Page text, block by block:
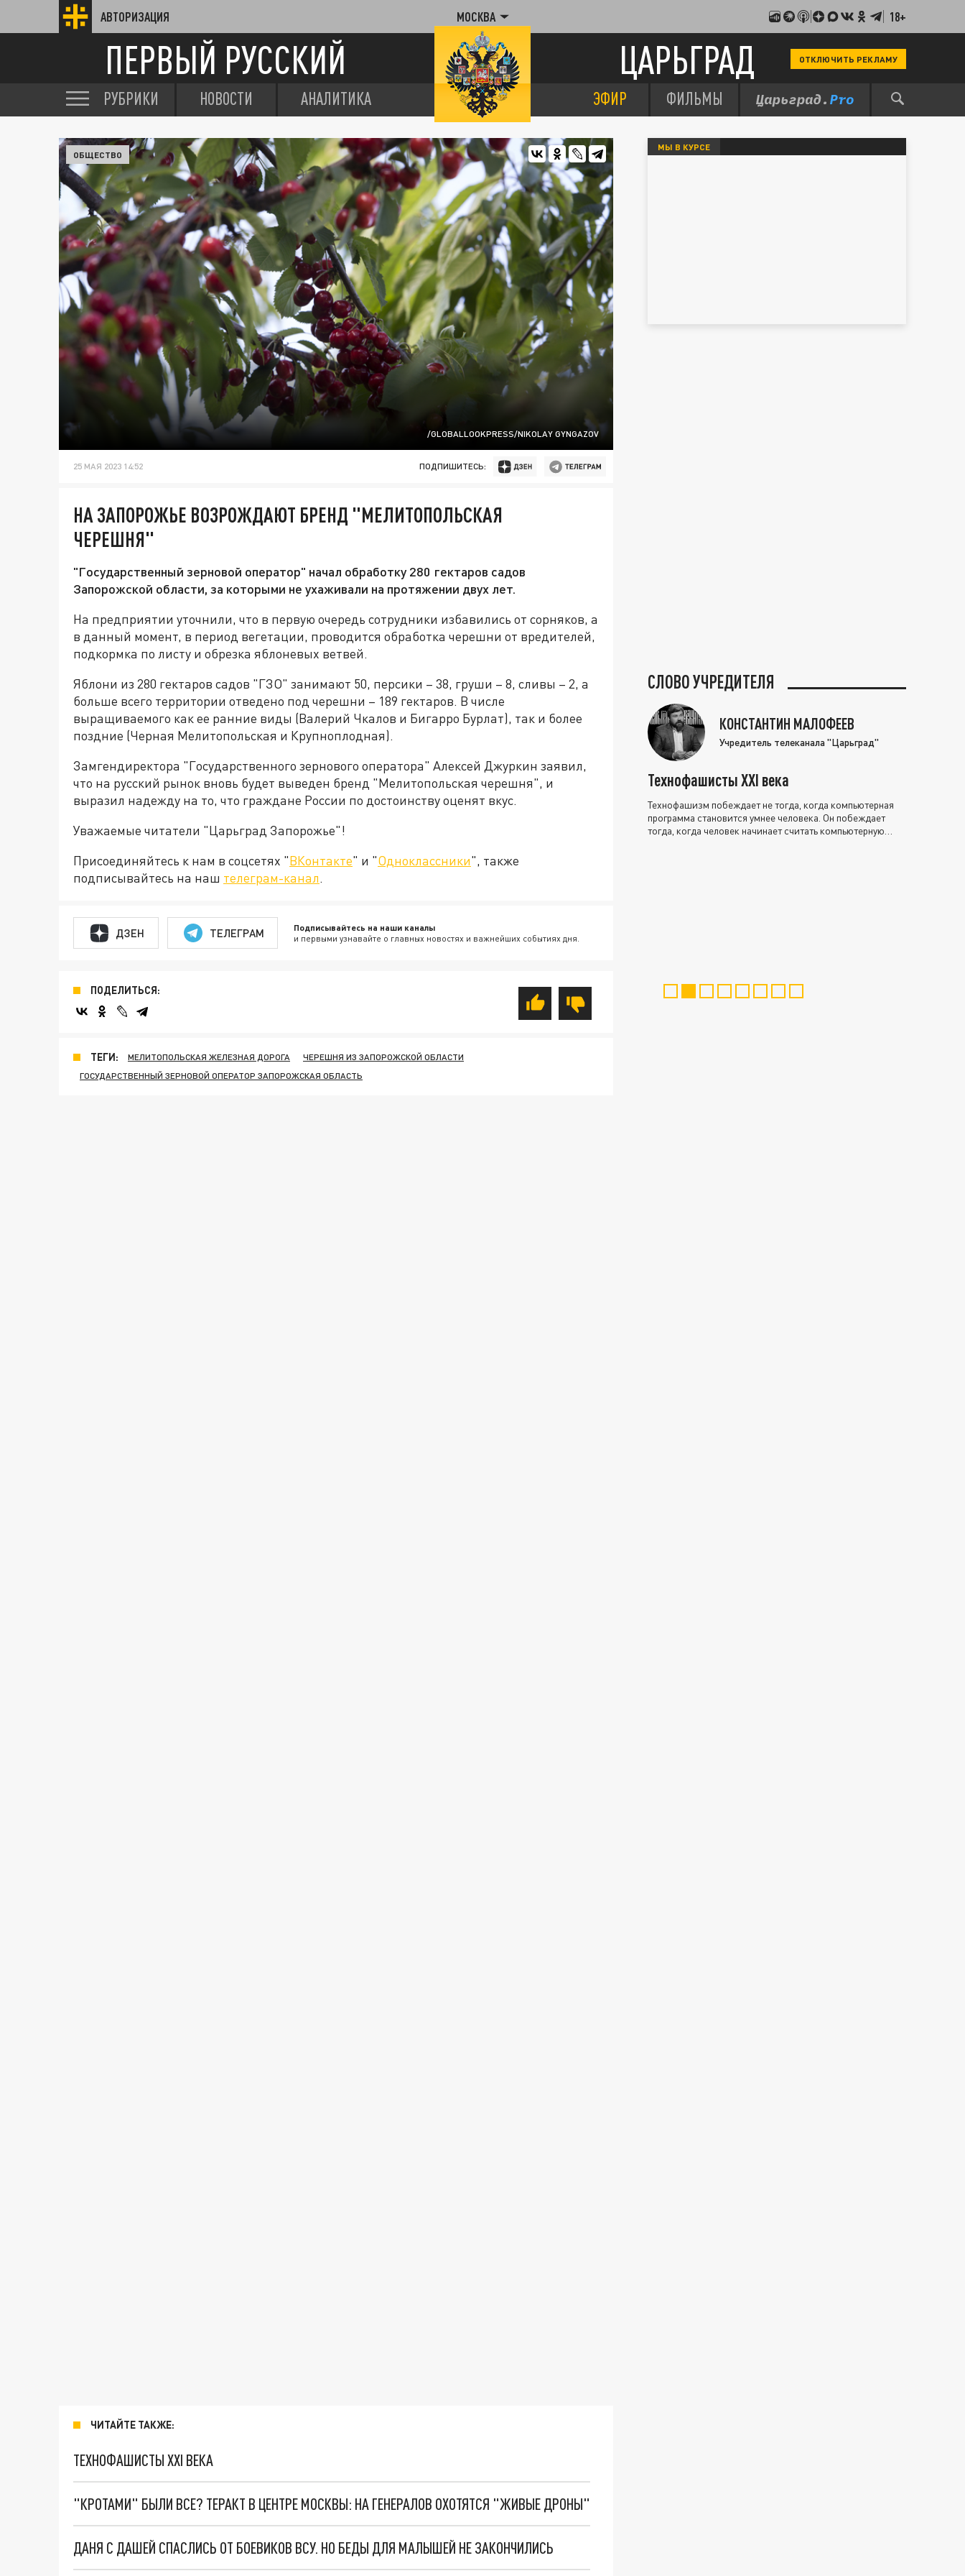
АВТОРИЗАЦИЯ МОСКВА 18+
ПЕРВЫЙ РУССКИЙ ЦАРЬГРАД ОТКЛЮЧИТЬ РЕКЛАМУ
РУБРИКИ НОВОСТИ АНАЛИТИКА ЭФИР ФИЛЬМЫ
/GLOBALLOOKPRESS/NIKOLAY GYNGAZOV
ОБЩЕСТВО
25 МАЯ 2023 14:52 ПОДПИШИТЕСЬ:
НА ЗАПОРОЖЬЕ ВОЗРОЖДАЮТ БРЕНД "МЕЛИТОПОЛЬСКАЯ
ЧЕРЕШНЯ"
"Государственный зерновой оператор" начал обработку 280 гектаров садов
Запорожской области, за которыми не ухаживали на протяжении двух лет.
На предприятии уточнили, что в первую очередь сотрудники избавились от сорняков, а
в данный момент, в период вегетации, проводится обработка черешни от вредителей,
подкормка по листу и обрезка яблоневых ветвей.
Яблони из 280 гектаров садов "ГЗО" занимают 50, персики – 38, груши – 8, сливы – 2, а
больше всего территории отведено под черешни – 189 гектаров. В числе
выращиваемого как ее ранние виды (Валерий Чкалов и Бигарро Бурлат), так и более
поздние (Черная Мелитопольская и Крупноплодная).
Замгендиректора "Государственного зернового оператора" Алексей Джуркин заявил,
что на русский рынок вновь будет выведен бренд "Мелитопольская черешня", и
выразил надежду на то, что граждане России по достоинству оценят вкус.
Уважаемые читатели "Царьград Запорожье"!
Присоединяйтесь к нам в соцсетях "ВКонтакте" и "Одноклассники", также
подписывайтесь на наш телеграм-канал.
ДЗЕН ТЕЛЕГРАМ Подписывайтесь на наши каналы
и первыми узнавайте о главных новостях и важнейших событиях дня.
ПОДЕЛИТЬСЯ:
ТЕГИ: МЕЛИТОПОЛЬСКАЯ ЖЕЛЕЗНАЯ ДОРОГА
ЧЕРЕШНЯ ИЗ ЗАПОРОЖСКОЙ ОБЛАСТИ
ГОСУДАРСТВЕННЫЙ ЗЕРНОВОЙ ОПЕРАТОР ЗАПОРОЖСКАЯ ОБЛАСТЬ
ЧИТАЙТЕ ТАКЖЕ:
ТЕХНОФАШИСТЫ XXI ВЕКА
"КРОТАМИ" БЫЛИ ВСЕ? ТЕРАКТ В ЦЕНТРЕ МОСКВЫ: НА ГЕНЕРАЛОВ ОХОТЯТСЯ "ЖИВЫЕ ДРОНЫ"
ДАНЯ С ДАШЕЙ СПАСЛИСЬ ОТ БОЕВИКОВ ВСУ. НО БЕДЫ ДЛЯ МАЛЫШЕЙ НЕ ЗАКОНЧИЛИСЬ
МЫ В КУРСЕ
СЛОВО УЧРЕДИТЕЛЯ
КОНСТАНТИН МАЛОФЕЕВ
Учредитель телеканала "Царьград"
Технофашисты XXI века
Технофашизм побеждает не тогда, когда компьютерная
программа становится умнее человека. Он побеждает
тогда, когда человек начинает считать компьютерную